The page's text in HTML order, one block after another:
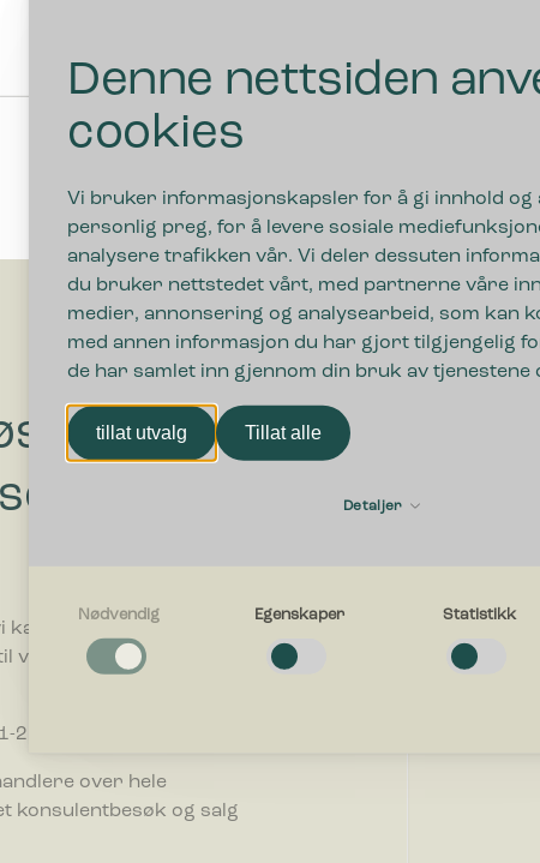
Denne nettsiden
cookies
Vi bruker informasjonskapsler for å gi innhold og
personlig preg, for å levere sosiale
analysere trafikken vår. Vi deler dessuten
du bruker nettstedet vårt, med partnerne våre
medier, annonsering og analysearbeid, som kan
med annen informasjon du har gjort tilgjengelig
de har samlet inn gjennom din bruk av tjenestene
tillat utvalg Tillat alle
Detaljer
Nødvendig
Nødvendige cookies bidra til å gjøre en nettside brukbart ved at
Egenskaper
oppfører seg eller ser ut, ting som ditt foretrukne språk eller den
Nødvendig Egenskaper Statistikk
hjelpe din bedrift. Vi
av avfallsløsning
2 ukedager.
over hele
konsulentbesøk og salg